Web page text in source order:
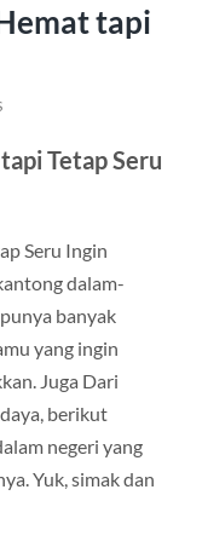
tapi
Tetap Seru
Seru Ingin
dalam-
banyak
yang ingin
Juga Dari
berikut
negeri yang
Yuk, simak dan